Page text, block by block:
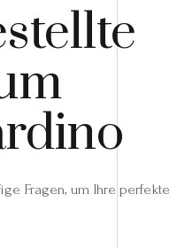
Fragen, um Ihre perfekte